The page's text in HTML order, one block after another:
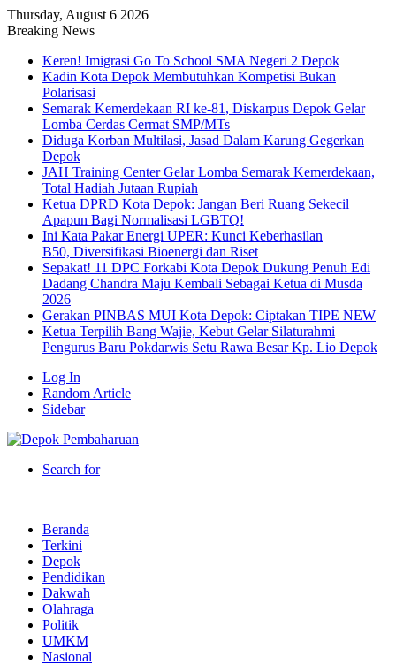
Thursday, August 6 2026
Breaking News
Keren! Imigrasi Go To School SMA Negeri 2 Depok
Kadin Kota Depok Membutuhkan Kompetisi Bukan
Polarisasi
Semarak Kemerdekaan RI ke-81, Diskarpus Depok Gelar
Lomba Cerdas Cermat SMP/MTs
Diduga Korban Multilasi, Jasad Dalam Karung Gegerkan
Depok
JAH Training Center Gelar Lomba Semarak Kemerdekaan,
Total Hadiah Jutaan Rupiah
Ketua DPRD Kota Depok: Jangan Beri Ruang Sekecil
Apapun Bagi Normalisasi LGBTQ!
Ini Kata Pakar Energi UPER: Kunci Keberhasilan
B50, Diversifikasi Bioenergi dan Riset
Sepakat! 11 DPC Forkabi Kota Depok Dukung Penuh Edi
Dadang Chandra Maju Kembali Sebagai Ketua di Musda
2026
Gerakan PINBAS MUI Kota Depok: Ciptakan TIPE NEW
Ketua Terpilih Bang Wajie, Kebut Gelar Silaturahmi
Pengurus Baru Pokdarwis Setu Rawa Besar Kp. Lio Depok
Log In
Random Article
Sidebar
Search for
Beranda
Terkini
Depok
Pendidikan
Dakwah
Olahraga
Politik
UMKM
Nasional